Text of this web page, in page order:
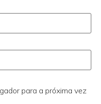
para a próxima vez